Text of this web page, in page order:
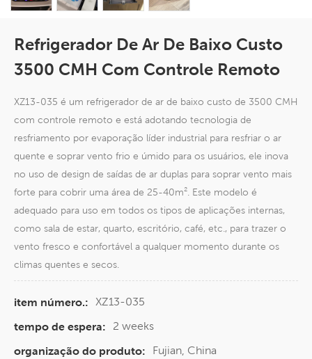
Refrigerador De Ar De Baixo Custo
3500 CMH Com Controle Remoto
XZ13-035 é um refrigerador de ar de baixo custo de 3500 CMH
com controle remoto e está adotando tecnologia de
resfriamento por evaporação líder industrial para resfriar o ar
quente e soprar vento frio e úmido para os usuários, ele inova
no uso de design de saídas de ar duplas para soprar vento mais
forte para cobrir uma área de 25-40m². Este modelo é
adequado para uso em todos os tipos de aplicações internas,
como sala de estar, quarto, escritório, café, etc., para trazer o
vento fresco e confortável a qualquer momento durante os
climas quentes e secos.
item número.: XZ13-035
tempo de espera:
2 weeks
organização do produto:
Fujian, China